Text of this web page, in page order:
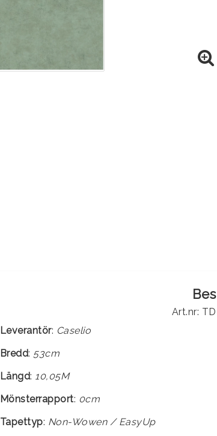
Art.nr:
Leverantör: Caselio
Bredd: 53cm
Längd: 10,05M
Mönsterrapport: 0cm
Tapettyp:
Non-Wowen / EasyUp